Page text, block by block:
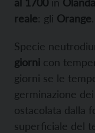
reale: gli Orange.
Specie
giorni con
giorni se le
germinazione
ostacolata dalla
superficiale del